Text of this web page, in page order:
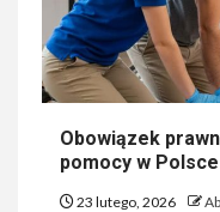
Obowiązek
pomocy w Polsce
23 lutego, 2026